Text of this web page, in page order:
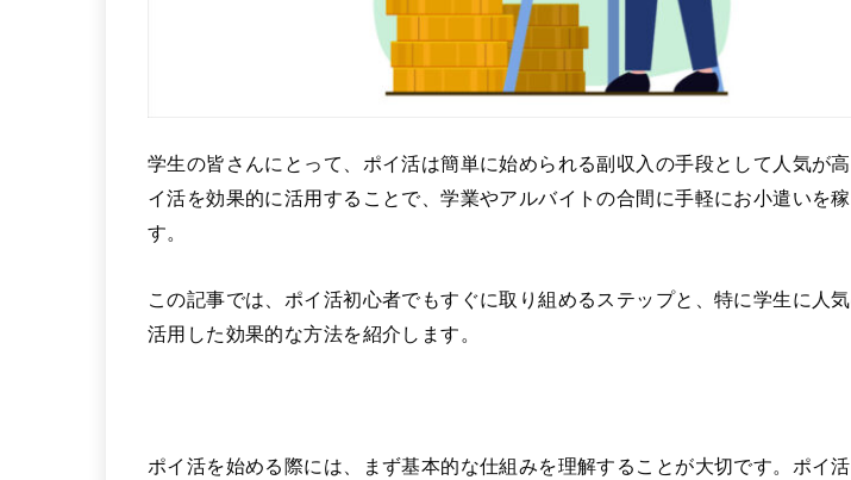
学生の皆さんにとって、ポイ活は簡単に始められる副収入の手段として人気が
イ活を効果的に活用することで、学業やアルバイトの合間に手軽にお小遣いを
す。
この記事では、ポイ活初心者でもすぐに取り組めるステップと、特に学生に人
活用した効果的な方法を紹介します。
ポイ活を始める際には、まず基本的な仕組みを理解することが大切です。ポイ